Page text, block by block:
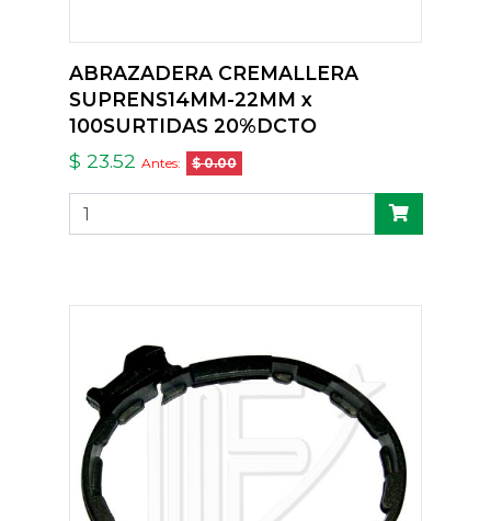
ABRAZADERA CREMALLERA
SUPRENS14MM-22MM x
100SURTIDAS 20%DCTO
$ 23.52 Antes: $ 0.00